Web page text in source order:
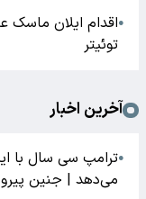
●اقدام ایلان ماسک
توئیتر
آخرین اخبار
●ترامپ سی سال با
می‌دهد | جنین